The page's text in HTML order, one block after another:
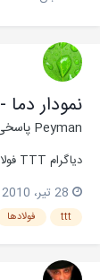
نمودار دما
Peymanپاسخی
دیاگرام TTT فولادها پسورد تمامی فایل ها ([Hidden Content]) است.
28 تیر، 2010
ttt فولادها (و